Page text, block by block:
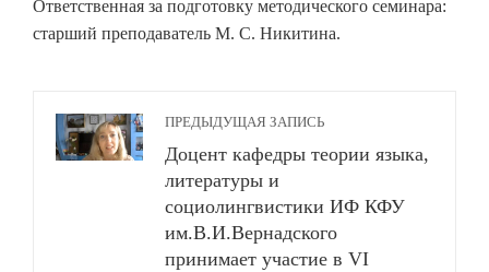
Ответственная за подготовку методического семинара:
старший преподаватель М. С. Никитина.
ПРЕДЫДУЩАЯ ЗАПИСЬ
Доцент кафедры теории языка,
литературы и
социолингвистики ИФ КФУ
им.В.И.Вернадского
принимает участие в VI